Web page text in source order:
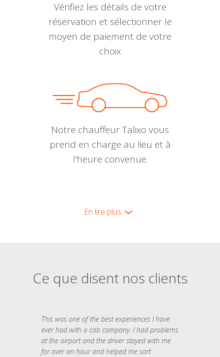
Vérifiez les détails de votre
réservation et sélectionner le
moyen de paiement de votre
choix
Notre chauffeur Talixo vous
prend en charge au lieu et à
l'heure convenue.
En lire plus
Ce que disent nos clients
This was one of the best experiences I have
ever had with a cab company. I had problems
at the airport and the driver stayed with me
for over an hour and helped me sort